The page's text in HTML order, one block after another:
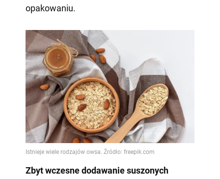
opakowaniu.
Zbyt wczesne dodawanie suszonych